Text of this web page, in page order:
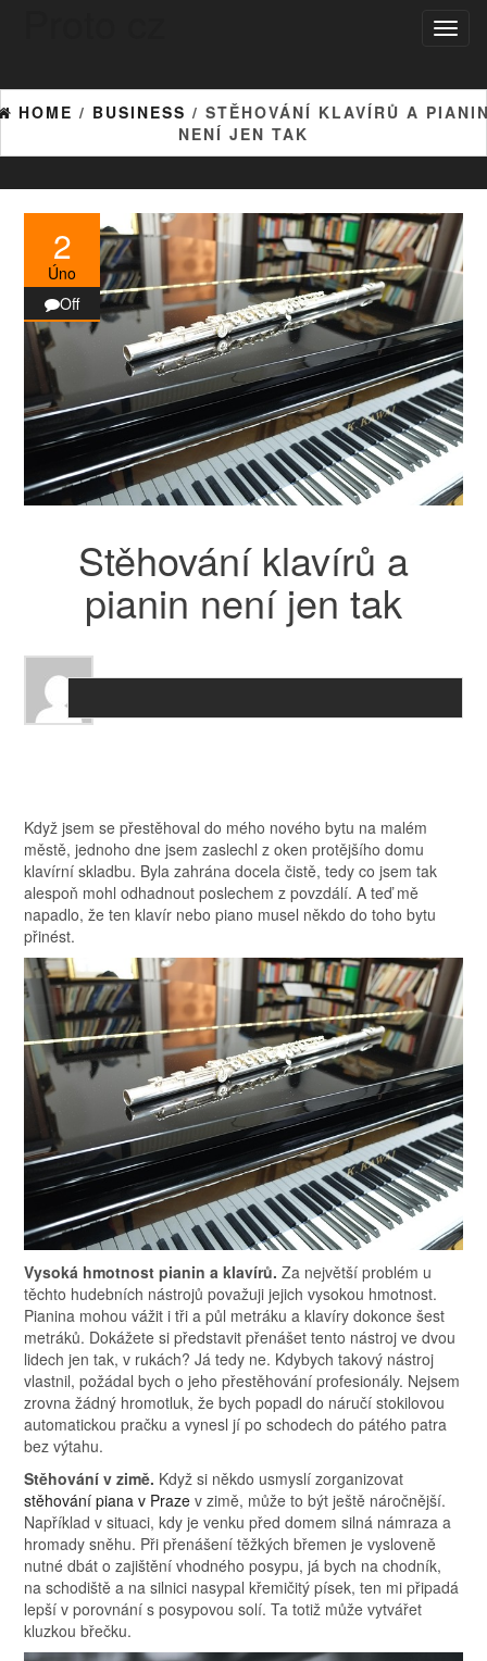
HOME / BUSINESS / STĚHOVÁNÍ KLAVÍRŮ A
NENÍ JEN TAK
2
Úno
Off
Stěhování klavírů a
pianin není jen tak
Když jsem se přestěhoval do mého nového bytu na malém
městě, jednoho dne jsem zaslechl z oken protějšího domu
klavírní skladbu. Byla zahrána docela čistě, tedy co jsem tak
alespoň mohl odhadnout poslechem z povzdálí. A teď mě
napadlo, že ten klavír nebo piano musel někdo do toho bytu
přinést.
Vysoká hmotnost pianin a klavírů.Za největší problém u
těchto hudebních nástrojů považuji jejich vysokou hmotnost.
Pianina mohou vážit i tři a půl metráku a klavíry dokonce šest
metráků. Dokážete si představit přenášet tento nástroj ve dvou
lidech jen tak, v rukách? Já tedy ne. Kdybych takový nástroj
vlastnil, požádal bych o jeho přestěhování profesionály. Nejsem
zrovna žádný hromotluk, že bych popadl do náručí stokilovou
automatickou pračku a vynesl jí po schodech do pátého patra
bez výtahu.
Stěhování v zimě. Když si někdo usmyslí zorganizovat
stěhování piana v Praze v zimě, může to být ještě náročnější.
Například v situaci, kdy je venku před domem silná námraza a
hromady sněhu. Při přenášení těžkých břemen je vysloveně
nutné dbát o zajištění vhodného posypu, já bych na chodník,
na schodiště a na silnici nasypal křemičitý písek, ten mi připadá
lepší v porovnání s posypovou solí. Ta totiž může vytvářet
kluzkou břečku.